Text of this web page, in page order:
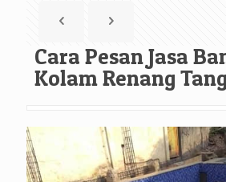
Cara Pesan Jasa
Kolam Renang